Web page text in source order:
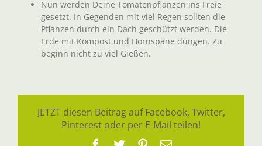
Nun werden Deine Tomatenpflanzen ins Freie
gesetzt. In Gegenden mit viel Regen sollten die
Pflanzen durch ein Dach geschützt werden. Die
Erde mit Kompost und Hornspäne düngen. Zu
beginn nicht zu viel Gießen.
JETZT diesen Beitrag auf Facebook, Twitter,
Pinterest oder per E-Mail teilen!